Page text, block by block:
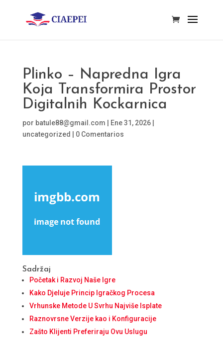
Plinko – Napredna Igra
Koja Transformira Prostor
Digitalnih Kockarnica
por batule88@gmail.com Ene 31, 2026|
uncategorized
0 Comentarios
Sadržaj
Početak i Razvoj Naše Igre
Kako Djeluje Princip Igračkog Procesa
Vrhunske Metode U Svrhu Najviše Isplate
Raznovrsne Verzije kao i Konfiguracije
Zašto Klijenti Preferiraju Ovu Uslugu